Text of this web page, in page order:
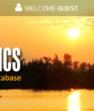
WELCOME GUEST